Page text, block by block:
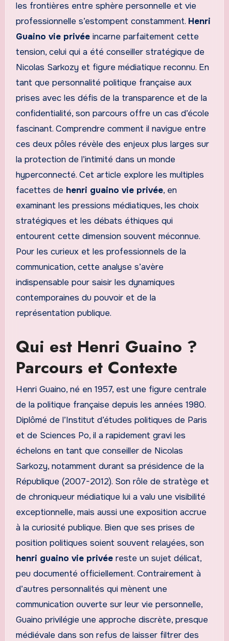
les frontières entre sphère personnelle et vie
professionnelle s’estompent constamment. Henri
Guaino vie privéeincarne parfaitement cette
tension, celui qui a été conseiller stratégique de
Nicolas Sarkozy et figure médiatique reconnu. En
tant que personnalité politique française aux
prises avec les défis de la transparence et de la
confidentialité, son parcours offre un cas d’école
fascinant. Comprendre comment il navigue entre
ces deux pôles révèle des enjeux plus larges sur
la protection de l’intimité dans un monde
hyperconnecté. Cet article explore les multiples
facettes de henri guaino vie privée, en
examinant les pressions médiatiques, les choix
stratégiques et les débats éthiques qui
entourent cette dimension souvent méconnue.
Pour les curieux et les professionnels de la
communication, cette analyse s’avère
indispensable pour saisir les dynamiques
contemporaines du pouvoir et de la
représentation publique.
Qui est Henri Guaino ?
Parcours et Contexte
Henri Guaino, né en 1957, est une figure centrale
de la politique française depuis les années 1980.
Diplômé de l’Institut d’études politiques de Paris
et de Sciences Po, il a rapidement gravi les
échelons en tant que conseiller de Nicolas
Sarkozy, notamment durant sa présidence de la
République (2007-2012). Son rôle de stratège et
de chroniqueur médiatique lui a valu une visibilité
exceptionnelle, mais aussi une exposition accrue
à la curiosité publique. Bien que ses prises de
position politiques soient souvent relayées, son
henri guaino vie privéereste un sujet délicat,
peu documenté officiellement. Contrairement à
d’autres personnalités qui mènent une
communication ouverte sur leur vie personnelle,
Guaino privilégie une approche discrète, presque
médiévale dans son refus de laisser filtrer des